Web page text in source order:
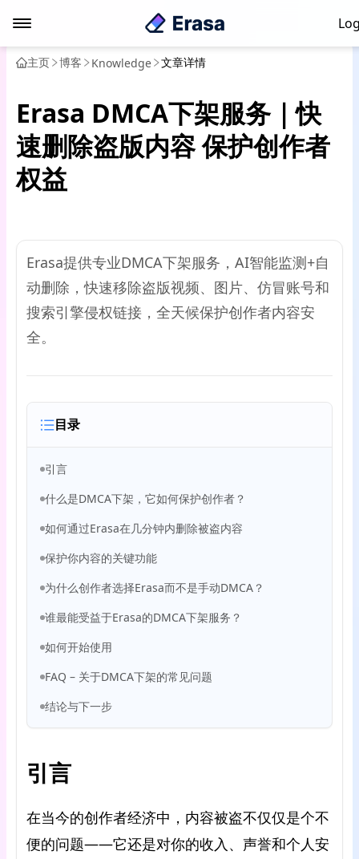
主页 博客 Knowledge 文章详情
Erasa DMCA下架服务｜快
速删除盗版内容 保护创作者
权益
Erasa提供专业DMCA下架服务，AI智能监测+自
动删除，快速移除盗版视频、图片、仿冒账号和
搜索引擎侵权链接，全天候保护创作者内容安
全。
目录
引言
什么是DMCA下架，它如何保护创作者？
如何通过Erasa在几分钟内删除被盗内容
保护你内容的关键功能
为什么创作者选择Erasa而不是手动DMCA？
谁最能受益于Erasa的DMCA下架服务？
如何开始使用
FAQ – 关于DMCA下架的常见问题
结论与下一步
引言
在当今的创作者经济中，内容被盗不仅仅是个不
便的问题——它还是对你的收入、声誉和个人安